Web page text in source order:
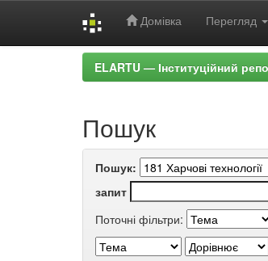
Домівка Перегляд
ELARTU — Інституційний
Пошук
Пошук:
запит
Поточні фільтри: